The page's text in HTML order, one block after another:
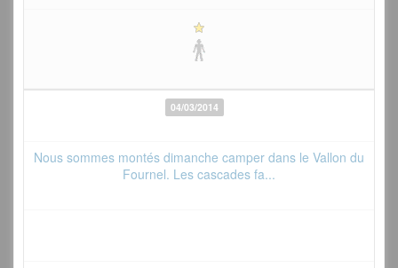
04/03/2014
Nous sommes montés dimanche camper dans le Vallon du
Fournel. Les cascades fa...